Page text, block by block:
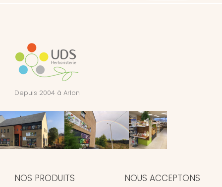
Depuis 2004 à Arlon
NOS PRODUITS NOUS ACCEPTONS